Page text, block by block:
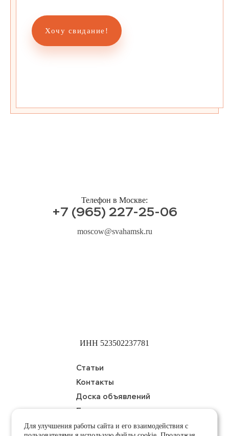
Хочу свидание!
Телефон в Москве:
+7 (965) 227-25-06
moscow@svahamsk.ru
ИНН 523502237781
Статьи
Контакты
Доска объявлений
Брачное агентство
Для улучшения работы сайта и его взаимодействия с